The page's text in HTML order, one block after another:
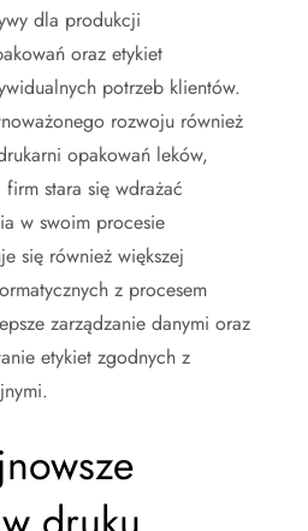
dla produkcji
oraz etykiet
potrzeb klientów.
rozwoju również
opakowań leków,
stara się wdrażać
w swoim procesie
się również większej
z procesem
zarządzanie danymi oraz
etykiet zgodnych z